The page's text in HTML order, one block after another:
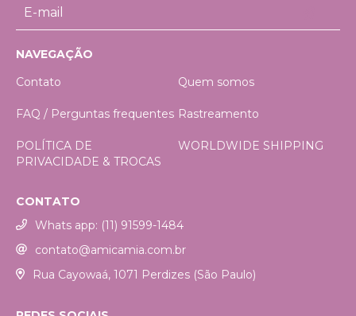
NAVEGAÇÃO
Contato
Quem somos
FAQ / Perguntas frequentes Rastreamento
POLÍTICA DE
PRIVACIDADE & TROCAS
WORLDWIDE SHIPPING
CONTATO
Whats app: (11) 91599-1484
contato@amicamia.com.br
Rua Cayowaá, 1071 Perdizes (São Paulo)